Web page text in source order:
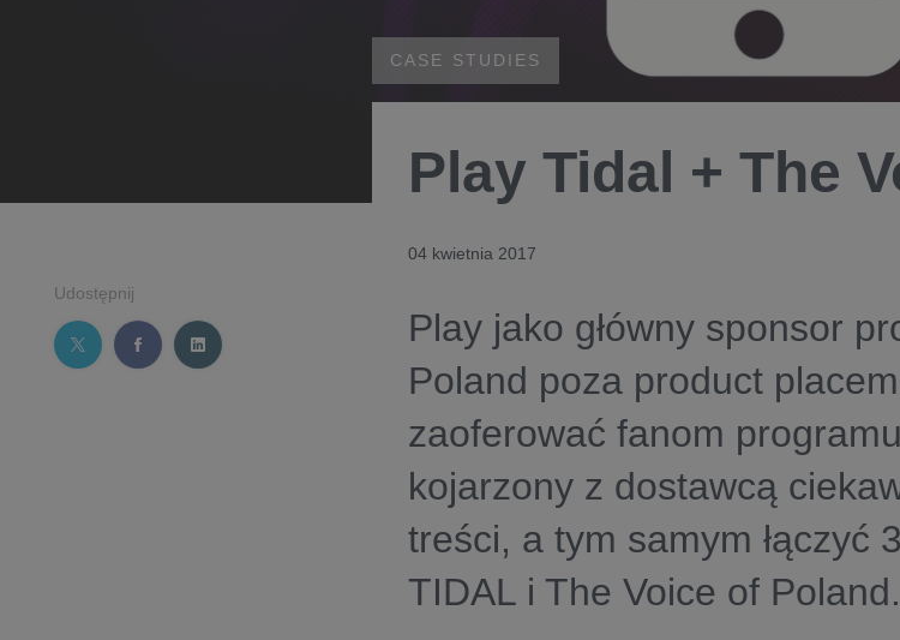
Udostępnij
CASE STUDIES
Play Tidal + The
04 kwietnia 2017
Play jako główny sponsor
Poland poza product
zaoferować fanom
kojarzony z dostawcą
treści, a tym samym łączyć
TIDAL i The Voice of Poland.